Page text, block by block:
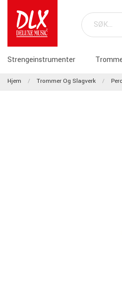
Strengeinstrumenter
Hjem Trommer Og Slagverk